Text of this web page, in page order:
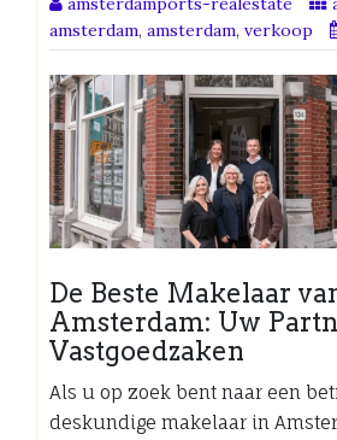
amsterdam, amsterdam, verkoop
De Beste Makelaar
Amsterdam: Uw
Vastgoedzaken
Als u op zoek bent naar een
deskundige makelaar in